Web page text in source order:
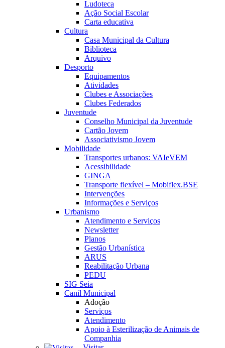
Ludoteca
Ação Social Escolar
Carta educativa
Cultura
Casa Municipal da Cultura
Biblioteca
Arquivo
Desporto
Equipamentos
Atividades
Clubes e Associações
Clubes Federados
Juventude
Conselho Municipal da Juventude
Cartão Jovem
Associativismo Jovem
Mobilidade
Transportes urbanos: VAIeVEM
Acessibilidade
GINGA
Transporte flexível – Mobiflex.BSE
Intervenções
Informações e Serviços
Urbanismo
Atendimento e Serviços
Newsletter
Planos
Gestão Urbanística
ARUS
Reabilitação Urbana
PEDU
SIG Seia
Canil Municipal
Adoção
Serviços
Atendimento
Apoio à Esterilização de Animais de
Companhia